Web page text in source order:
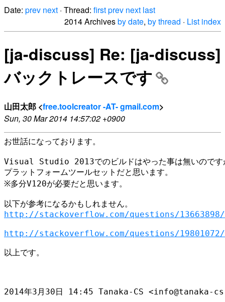
Date: prev next · Thread: firstprev next last
2014 Archivesby date, by thread · List index
[ja-discuss] Re: [ja-discuss]
バックトレースです
山田太郎 <free.toolcreator -AT- gmail.com>
Sun, 30 Mar 2014 14:57:02 +0900
お世話になっております。
Visual Studio 2013でのビルドはやった事は無いの
プラットフォームツールセットだと思います。
※多分V120が必要だと思います。
http://stackoverflow.com/questions/
http://stackoverflow.com/questions/
以上です。
2014年3月30日 14:45 Tanaka-CS <info@tanaka-